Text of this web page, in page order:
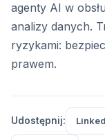
agenty AI w
analizy danych.
ryzykami:
prawem.
Udostępnij: